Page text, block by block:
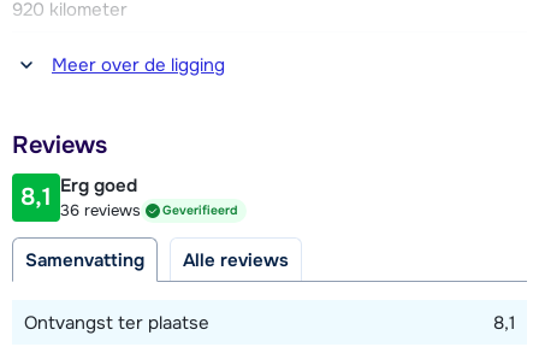
920 kilometer
Afstand tot winkel(s)
200 meter
125 meter
Afstand tot piste
10 - 25 meter
Meer over de ligging
Reviews
8,1 Erg goed
36 reviews Geverifieerd
Samenvatting Alle reviews
Ontvangst ter plaatse
8,1